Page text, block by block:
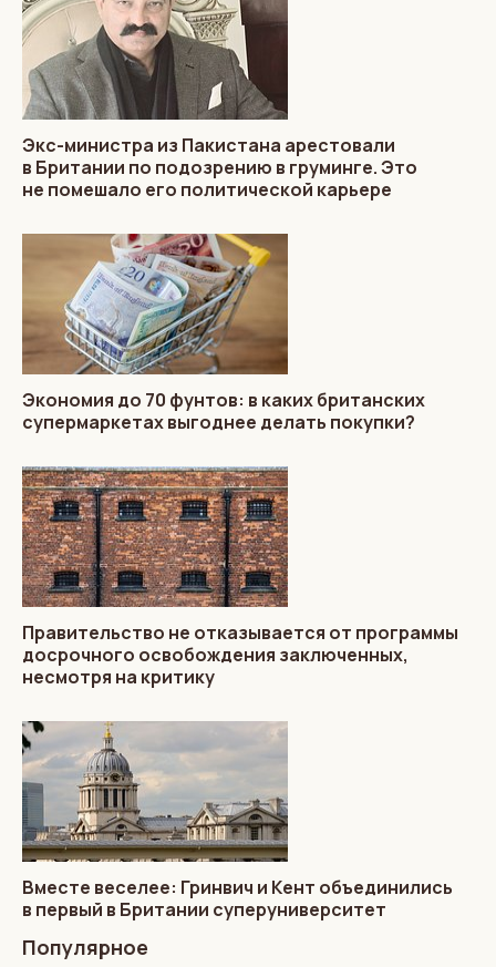
Экс-министра из Пакистана арестовали
в Британии по подозрению в груминге. Это
не помешало его политической карьере
Экономия до 70 фунтов: в каких британских
супермаркетах выгоднее делать покупки?
Правительство не отказывается от программы
досрочного освобождения заключенных,
несмотря на критику
Вместе веселее: Гринвич и Кент объединились
в первый в Британии суперуниверситет
Популярное